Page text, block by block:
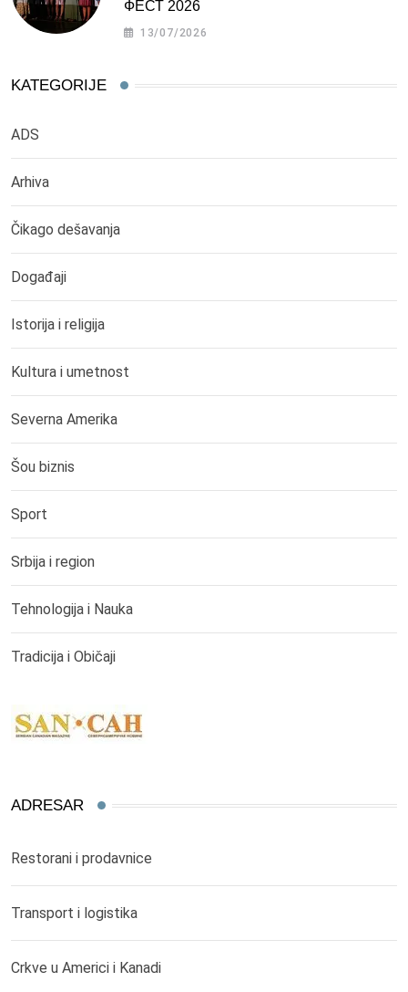
ФЕСТ 2026
13/07/2026
KATEGORIJE
ADS
Arhiva
Čikago dešavanja
Događaji
Istorija i religija
Kultura i umetnost
Severna Amerika
Šou biznis
Sport
Srbija i region
Tehnologija i Nauka
Tradicija i Običaji
ADRESAR
Restorani i prodavnice
Transport i logistika
Crkve u Americi i Kanadi